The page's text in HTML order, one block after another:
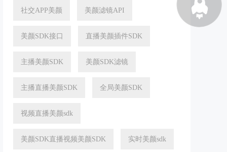
社交APP美颜 美颜滤镜API
美颜SDK接口 直播美颜插件SDK
主播美颜SDK 美颜SDK滤镜
主播直播美颜SDK 全局美颜SDK
视频直播美颜sdk
美颜SDK直播视频美颜SDK 实时美颜sdk